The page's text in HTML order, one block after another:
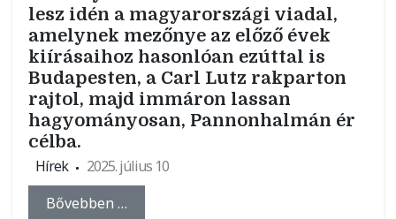
lesz idén a magyarországi viadal,
amelynek mezőnye az előző évek
kiírásaihoz hasonlóan ezúttal is
Budapesten, a Carl Lutz rakparton
rajtol, majd immáron lassan
hagyományosan, Pannonhalmán ér
célba.
Hírek
2025. július 10
Bővebben …